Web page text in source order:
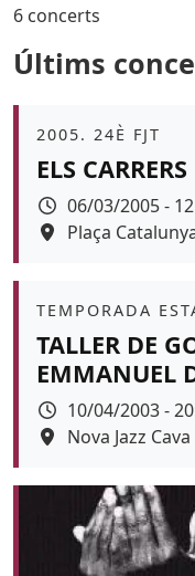
6 concerts
Últims
Àmbit
2005. 24È FJT
ELS
Data
06/03/2005 -
Espai
Plaça
Àmbit
TEMPORADA
TALLER DE
EMMANUEL
Data
10/04/2003 -
Espai
Nova Jazz Cava